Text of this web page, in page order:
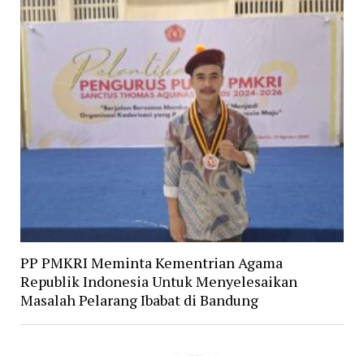
PP PMKRI Meminta Kementrian Agama
Republik Indonesia Untuk Menyelesaikan
Masalah Pelarang Ibabat di Bandung